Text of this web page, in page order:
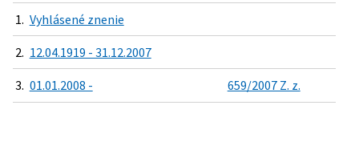
1. Vyhlásené znenie
2. 12.04.1919 - 31.12.2007
3. 01.01.2008 - 659/2007 Z. z.